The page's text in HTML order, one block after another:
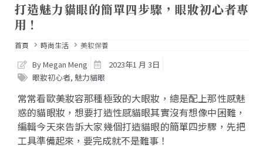
打造魅力貓眼的簡單四步驟，眼妝初心者專
用！
首頁 時尚生活 美妝保養
By Megan Meng
2023年1 月 3日
眼妝初心者, 魅力貓眼
常常看歐美妝容那種極致的大眼妝，總是配上那性感魅
惑的貓眼妝，想要打造性感貓眼其實沒有想像中困難，
編輯今天來告訴大家幾個打造貓眼的簡單四步驟，先把
工具準備起來，要完成就不是難事！